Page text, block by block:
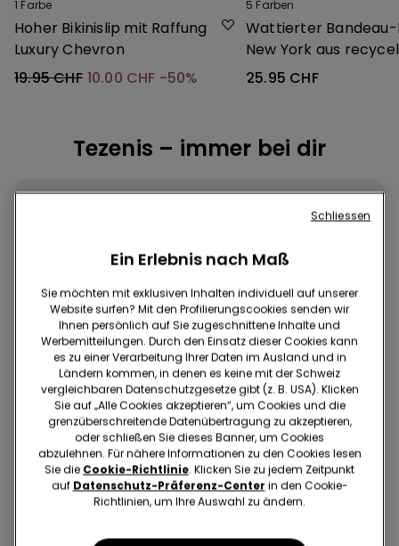
1 Farbe
Hoher Bikinislip mit Raffung
Luxury Chevron
19.95 CHF 10.00 CHF -50%
5 Farben
Wattierter Bandeau-
New York aus
Mikrofaser
25.95 CHF
Tezenis – immer bei dir
App herunterladen
Shoppe schnell und einfach, wo und wann du willst!
Schnelles und
einfaches
Shopping
Die neuesten
Trends, nur einen
Klick entfernt
Exklusive
Extra-Punkte mit
Spielen und
Missionen
Ein Erlebnis nach Maß
Sie möchten mit exklusiven Inhalten individuell auf unserer
Website surfen? Mit den Profilierungscookies senden wir
Ihnen persönlich auf Sie zugeschnittene Inhalte und
Werbemitteilungen. Durch den Einsatz dieser Cookies kann
es zu einer Verarbeitung Ihrer Daten im Ausland und in
Ländern kommen, in denen es keine mit der Schweiz
vergleichbaren Datenschutzgesetze gibt (z. B. USA). Klicken
Sie auf „Alle Cookies akzeptieren“, um Cookies und die
grenzüberschreitende Datenübertragung zu akzeptieren,
oder schließen Sie dieses Banner, um Cookies
abzulehnen. Für nähere Informationen zu den Cookies lesen
Sie die Cookie-Richtlinie. Klicken Sie zu jedem Zeitpunkt
auf Datenschutz-Präferenz-Center in den Cookie-
Richtlinien, um Ihre Auswahl zu ändern.
Schliessen